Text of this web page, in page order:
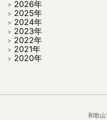
2026年
2025年
2024年
2023年
2022年
2021年
2020年
和歌